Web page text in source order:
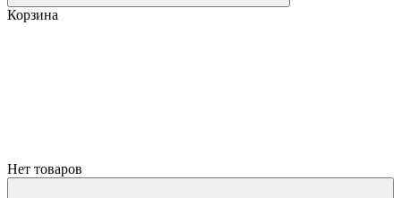
Корзина
Нет товаров